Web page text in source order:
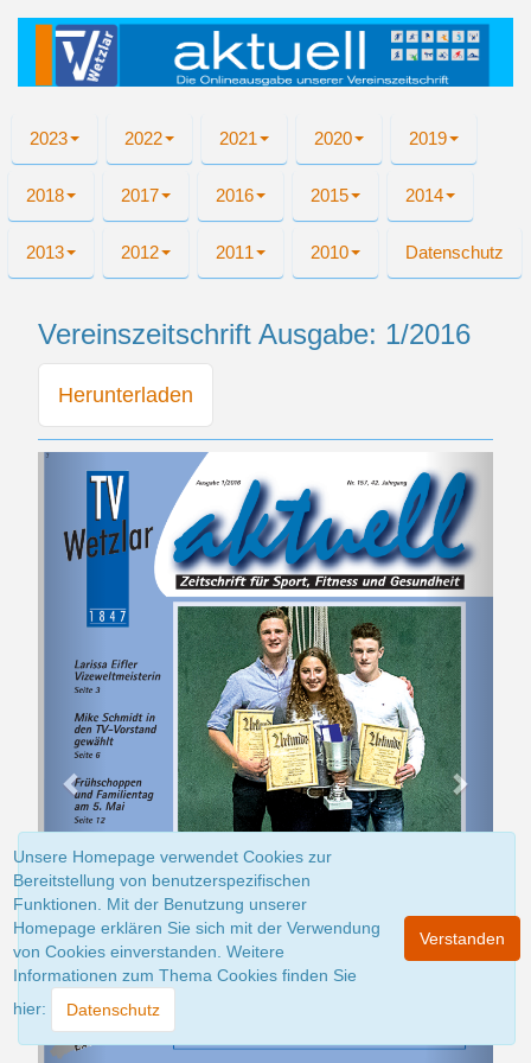
Unsere Homepage verwendet Cookies zur
Bereitstellung von benutzerspezifischen
Funktionen. Mit der Benutzung unserer
Homepage erklären Sie sich mit der Verwendung
von Cookies einverstanden. Weitere
Informationen zum Thema Cookies finden Sie
hier:
Datenschutz
Verstanden
2023 2022 2021 2020 2019
2018 2017 2016 2015 2014
2013 2012 2011 2010 Datenschutz
Vereinszeitschrift Ausgabe: 1/2016
Herunterladen
Zurück Weiter